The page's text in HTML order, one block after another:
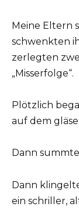
Meine Eltern
schwenkten
zerlegten
„Misserfolge“.
Plötzlich
auf dem
Dann
Dann
ein schriller,